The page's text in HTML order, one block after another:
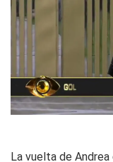
La vuelta de